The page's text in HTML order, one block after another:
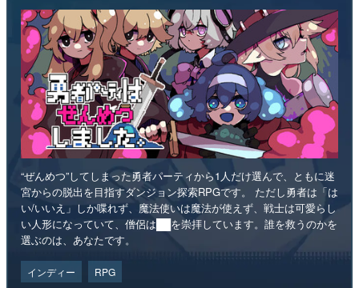
“ぜんめつ”してしまった勇者パーティから1人だけ選んで、ともに迷
宮からの脱出を目指すダンジョン探索RPGです。 ただし勇者は「は
い/いいえ」しか喋れず、魔法使いは魔法が使えず、戦士は可愛らし
い人形になっていて、僧侶は██を崇拝しています。誰を救うのかを
選ぶのは、あなたです。
インディー RPG